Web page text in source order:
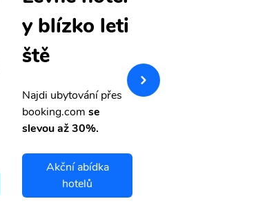
y blízko leti
ště
Najdi ubytování přes
booking.com se
slevou až 30%.
Akční abídka
hotelů
vnými letenkami od ob
letsvet.cz